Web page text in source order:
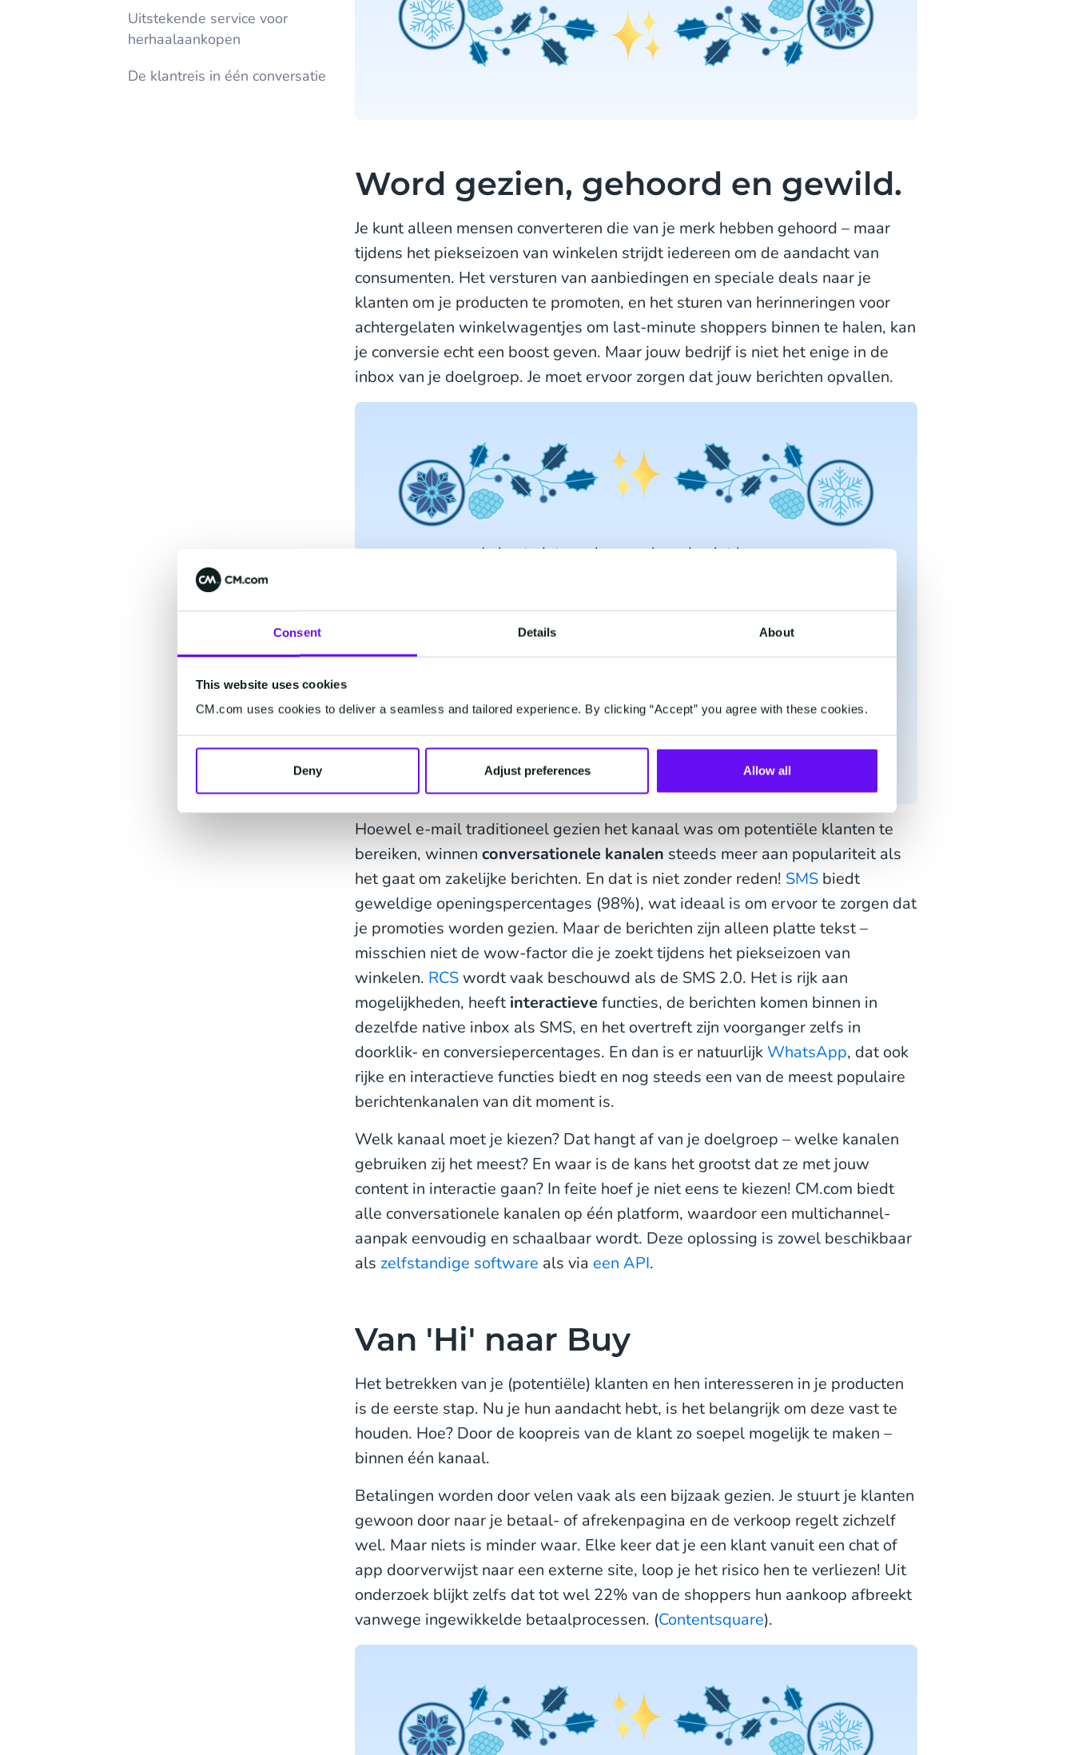
Consent Details About
This website uses cookies
CM.com uses cookies to deliver a seamless and tailored experience. By clicking “Accept” you agree with these cookies.
Deny Adjust preferences Allow all
Uitstekende service voor
herhaalaankopen
De klantreis in één conversatie
Word gezien, gehoord en gewild.
Je kunt alleen mensen converteren die van je merk hebben gehoord – maar
tijdens het piekseizoen van winkelen strijdt iedereen om de aandacht van
consumenten. Het versturen van aanbiedingen en speciale deals naar je
klanten om je producten te promoten, en het sturen van herinneringen voor
achtergelaten winkelwagentjes om last-minute shoppers binnen te halen, kan
je conversie echt een boost geven. Maar jouw bedrijf is niet het enige in de
inbox van je doelgroep. Je moet ervoor zorgen dat jouw berichten opvallen.
Je kunt niets verkopen als ze je niet kennen,
Val op in de massa met rijke, persoonlijke aanbiedingen,
Via bekende kanalen, biedt jij ze de beste ervaringen.
Hoewel e-mail traditioneel gezien het kanaal was om potentiële klanten te
bereiken, winnen conversationele kanalen steeds meer aan populariteit als
het gaat om zakelijke berichten. En dat is niet zonder reden! SMS biedt
geweldige openingspercentages (98%), wat ideaal is om ervoor te zorgen dat
je promoties worden gezien. Maar de berichten zijn alleen platte tekst –
misschien niet de wow-factor die je zoekt tijdens het piekseizoen van
winkelen. RCS wordt vaak beschouwd als de SMS 2.0. Het is rijk aan
mogelijkheden, heeft interactievefuncties, de berichten komen binnen in
dezelfde native inbox als SMS, en het overtreft zijn voorganger zelfs in
doorklik- en conversiepercentages. En dan is er natuurlijk WhatsApp, dat ook
rijke en interactieve functies biedt en nog steeds een van de meest populaire
berichtenkanalen van dit moment is.
Welk kanaal moet je kiezen? Dat hangt af van je doelgroep – welke kanalen
gebruiken zij het meest? En waar is de kans het grootst dat ze met jouw
content in interactie gaan? In feite hoef je niet eens te kiezen! CM.com biedt
alle conversationele kanalen op één platform, waardoor een multichannel-
aanpak eenvoudig en schaalbaar wordt. Deze oplossing is zowel beschikbaar
als zelfstandige software als via een API.
Van 'Hi' naar Buy
Het betrekken van je (potentiële) klanten en hen interesseren in je producten
is de eerste stap. Nu je hun aandacht hebt, is het belangrijk om deze vast te
houden. Hoe? Door de koopreis van de klant zo soepel mogelijk te maken –
binnen één kanaal.
Betalingen worden door velen vaak als een bijzaak gezien. Je stuurt je klanten
gewoon door naar je betaal- of afrekenpagina en de verkoop regelt zichzelf
wel. Maar niets is minder waar. Elke keer dat je een klant vanuit een chat of
app doorverwijst naar een externe site, loop je het risico hen te verliezen! Uit
onderzoek blijkt zelfs dat tot wel 22% van de shoppers hun aankoop afbreekt
vanwege ingewikkelde betaalprocessen. (Contentsquare).